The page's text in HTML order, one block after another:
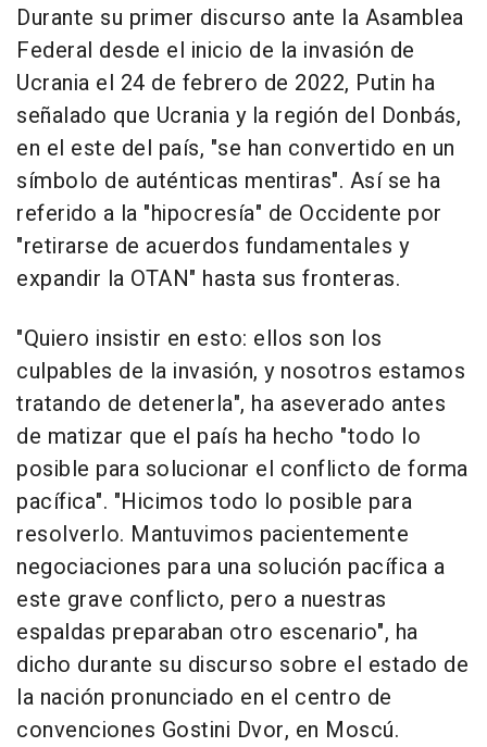
Durante su primer discurso ante la Asamblea
Federal desde el inicio de la invasión de
Ucrania el 24 de febrero de 2022, Putin ha
señalado que Ucrania y la región del Donbás,
en el este del país, "se han convertido en un
símbolo de auténticas mentiras". Así se ha
referido a la "hipocresía" de Occidente por
"retirarse de acuerdos fundamentales y
expandir la OTAN" hasta sus fronteras.
"Quiero insistir en esto: ellos son los
culpables de la invasión, y nosotros estamos
tratando de detenerla", ha aseverado antes
de matizar que el país ha hecho "todo lo
posible para solucionar el conflicto de forma
pacífica". "Hicimos todo lo posible para
resolverlo. Mantuvimos pacientemente
negociaciones para una solución pacífica a
este grave conflicto, pero a nuestras
espaldas preparaban otro escenario", ha
dicho durante su discurso sobre el estado de
la nación pronunciado en el centro de
convenciones Gostini Dvor, en Moscú.